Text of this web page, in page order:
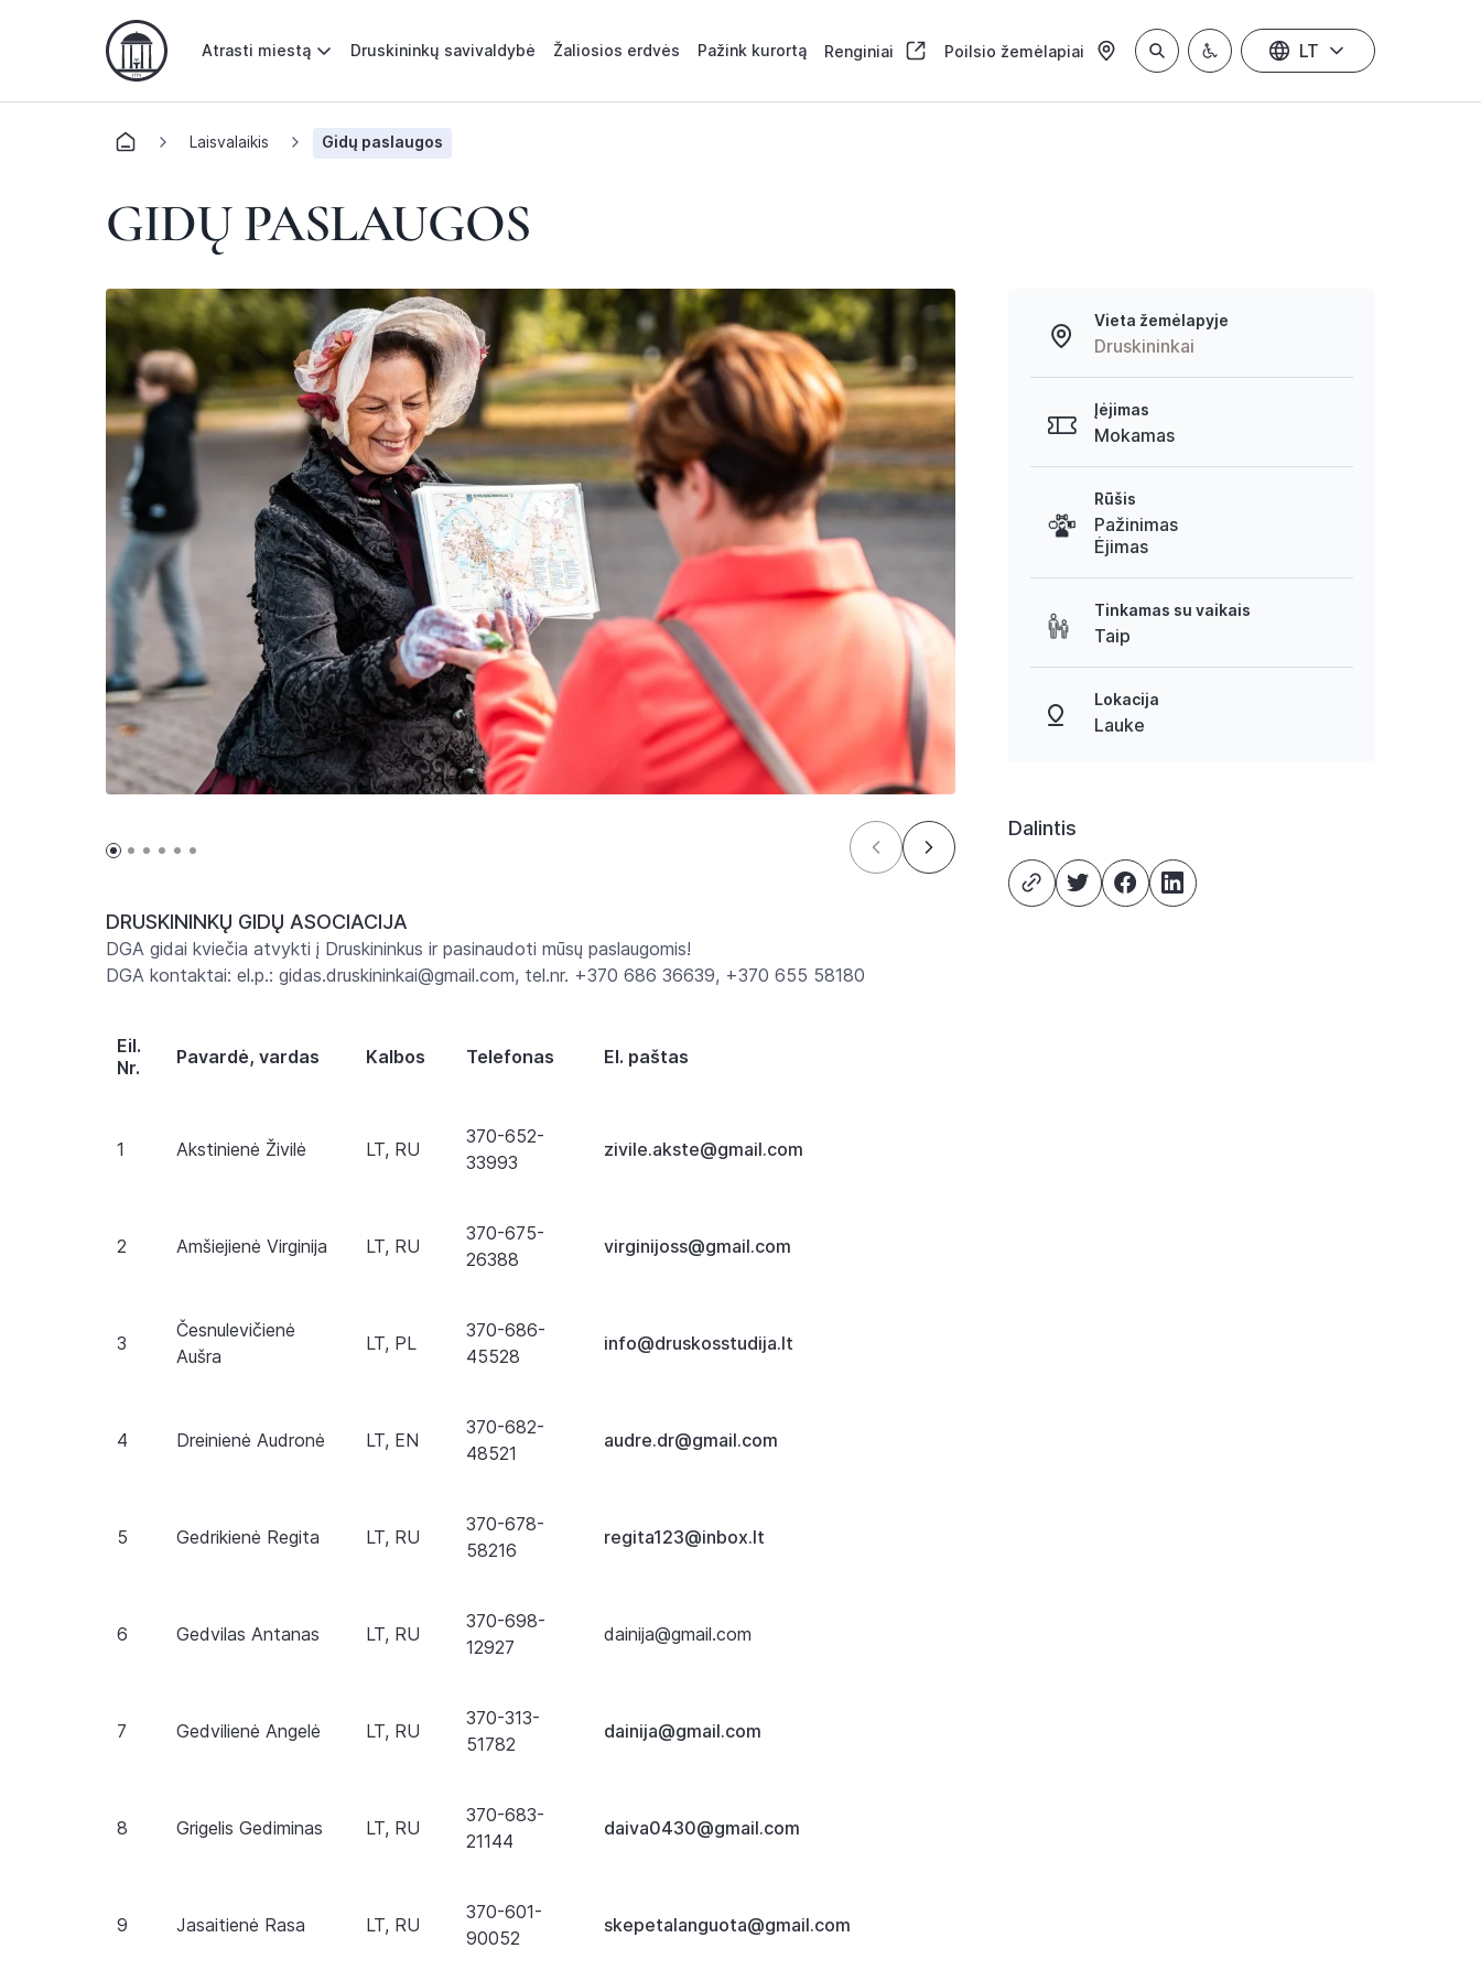
Atrasti miestą Druskininkų savivaldybė Žaliosios erdvės Pažink kurortą Renginiai Poilsio žemėlapiai LT
Laisvalaikis Gidų paslaugos
GIDŲ PASLAUGOS
DRUSKININKŲ GIDŲ ASOCIACIJA
DGA gidai kviečia atvykti į Druskininkus ir pasinaudoti mūsų paslaugomis!
DGA kontaktai: el.p.: gidas.druskininkai@gmail.com, tel.nr. +370 686 36639, +370 655 58180
Eil.
Nr.
Pavardė, vardas Kalbos Telefonas El. paštas
1 Akstinienė Živilė LT, RU
370-652-
33993
zivile.akste@gmail.com
2 Amšiejienė Virginija LT, RU
370-675-
26388
virginijoss@gmail.com
3
Česnulevičienė
Aušra
LT, PL
370-686-
45528
info@druskosstudija.lt
4 Dreinienė Audronė LT, EN
370-682-
48521
audre.dr@gmail.com
5 Gedrikienė Regita LT, RU
370-678-
58216
regita123@inbox.lt
6 Gedvilas Antanas LT, RU
370-698-
12927
dainija@gmail.com
7 Gedvilienė Angelė LT, RU
370-313-
51782
dainija@gmail.com
8 Grigelis Gediminas LT, RU
370-683-
21144
daiva0430@gmail.com
9 Jasaitienė Rasa LT, RU
370-601-
90052
skepetalanguota@gmail.com
Vieta žemėlapyje
Druskininkai
Įėjimas
Mokamas
Rūšis
Pažinimas
Ėjimas
Tinkamas su vaikais
Taip
Lokacija
Lauke
Dalintis